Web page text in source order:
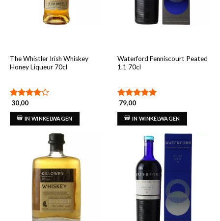
The Whistler Irish Whiskey
Honey Liqueur 70cl
Gewaardeerd
4.00uit
30,00
IN WINKELWAGEN
Waterford Fenniscourt Peated
1.1 70cl
Gewaardeerd
5.00uit 5
79,00
IN WINKELWAGEN